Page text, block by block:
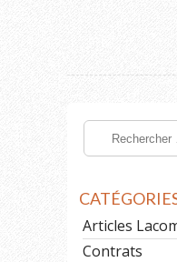
Articles
Contrats